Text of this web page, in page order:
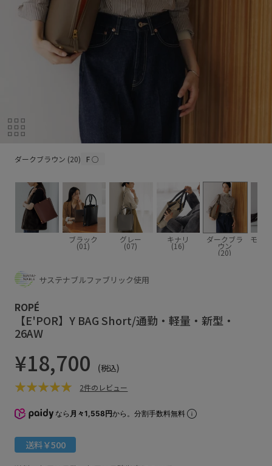
ダークブラウン (20) F○
ブラック
(01)
グレー
(07)
キナリ
(16)
ダークブラ
ウン
(20)
モス
サステナブルファブリック使用
ROPÉ
【E'POR】Y BAG Short/通勤・軽量・新型・
26AW
¥18,700 (税込)
2件のレビュー
なら 月々1,558円から。分割手数料無料
送料￥500